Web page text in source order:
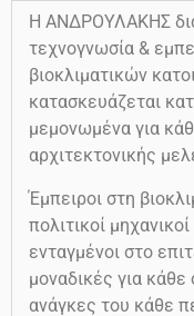
Η ΑΝΔΡΟΥΛΑΚΗΣ
τεχνογνωσία &
βιοκλιματικών
κατασκευάζεται
μεμονωμένα για
αρχιτεκτονικής
Έμπειροι στη
πολιτικοί
ενταγμένοι στο
μοναδικές για
ανάγκες του κάθε